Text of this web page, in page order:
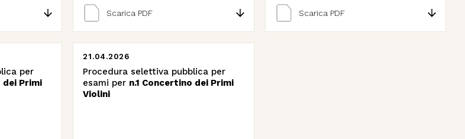
Scarica PDF Scarica PDF
per
dei Primi
21.04.2026
Procedura selettiva pubblica per
esami per n.1 Concertino dei Primi
Violini